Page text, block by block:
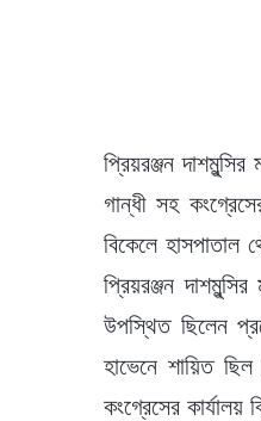
প্রিয়রঞ্জন
গান্ধী সহ
বিকেলে হাসপাতাল
প্রিয়রঞ্জন
উপস্থিত ছিলেন
হাভেনে শায়িত
কংগ্রেসের